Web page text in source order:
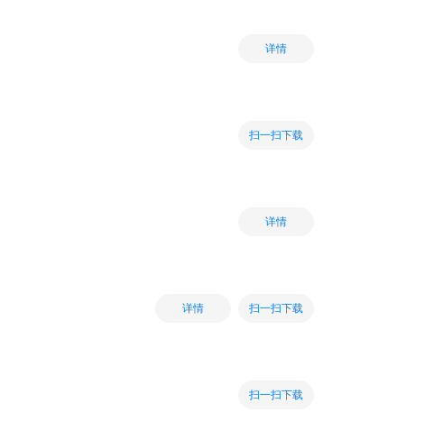
详情
扫一扫下载
详情
详情 扫一扫下载
扫一扫下载